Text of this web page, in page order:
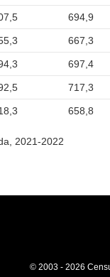
694,9
667,3
697,4
717,3
658,8
2021-2022
© 2003 - 2026